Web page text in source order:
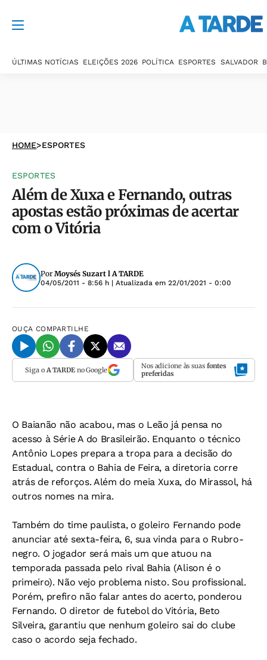
ÚLTIMAS NOTÍCIAS ELEIÇÕES 2026 POLÍTICA ESPORTES SALVADOR
HOME>ESPORTES
ESPORTES
Além de Xuxa e Fernando, outras
apostas estão próximas de acertar
com o Vitória
Por Moysés Suzart l A TARDE
04/05/2011 - 8:56 h | Atualizada em 22/01/2021 - 0:00
OUÇA COMPARTILHE
Siga o A TARDEno Google Nos adicione às suas fontes
preferidas
O Baianão não acabou, mas o Leão já pensa no
acesso à Série A do Brasileirão. Enquanto o técnico
Antônio Lopes prepara a tropa para a decisão do
Estadual, contra o Bahia de Feira, a diretoria corre
atrás de reforços. Além do meia Xuxa, do Mirassol, há
outros nomes na mira.
Também do time paulista, o goleiro Fernando pode
anunciar até sexta-feira, 6, sua vinda para o Rubro-
negro. O jogador será mais um que atuou na
temporada passada pelo rival Bahia (Alison é o
primeiro). Não vejo problema nisto. Sou profissional.
Porém, prefiro não falar antes do acerto, ponderou
Fernando. O diretor de futebol do Vitória, Beto
Silveira, garantiu que nenhum goleiro sai do clube
caso o acordo seja fechado.